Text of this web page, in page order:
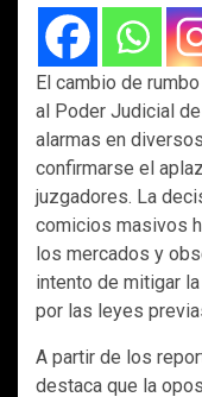
El cambio de
al Poder Judicial
alarmas en
confirmarse el
juzgadores. La
comicios masivos
los mercados y
intento de mitigar
por las leyes
A partir de los
destaca que la